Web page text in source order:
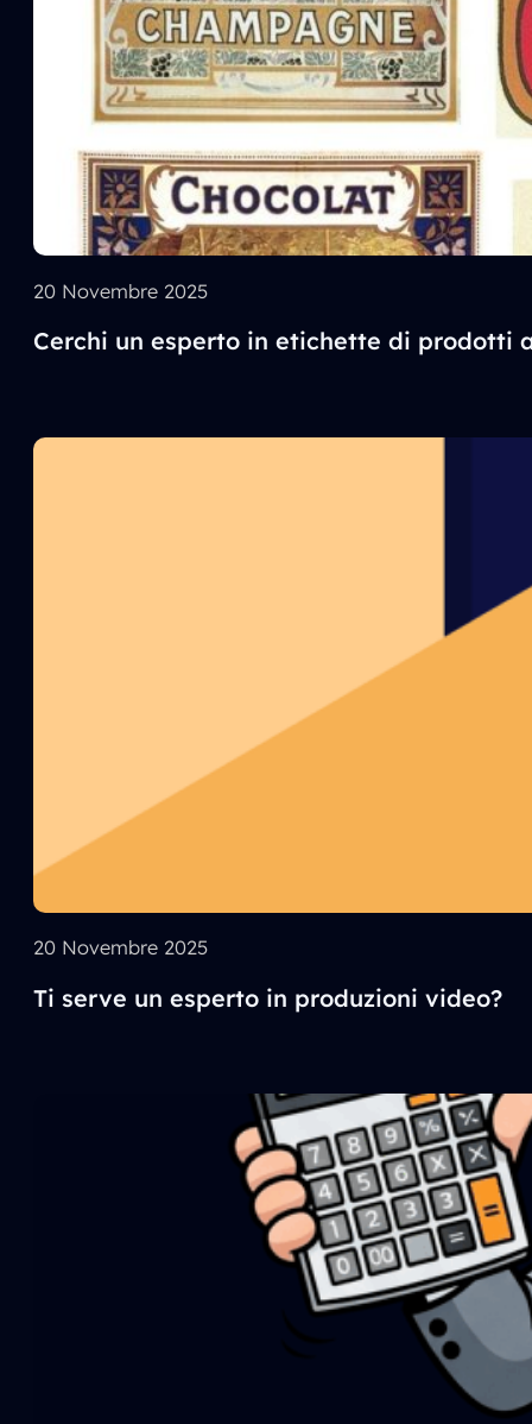
20 Novembre 2025
Cerchi un esperto in etichette di prodotti
20 Novembre 2025
Ti serve un esperto in produzioni video?